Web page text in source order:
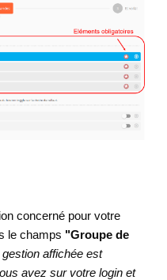
concerné pour votre
le champs "Groupe de
affichée est
avez sur votre login et